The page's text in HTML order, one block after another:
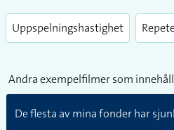
Uppspelningshastighet
Andra exempelfilmer som
De flesta av mina fonder har